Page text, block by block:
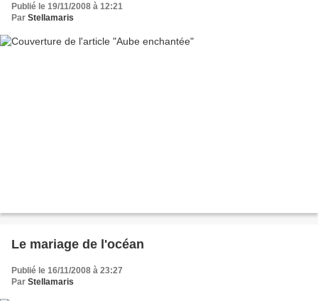
Publié le 19/11/2008 à 12:21
Par Stellamaris
Le mariage de l'océan
Publié le 16/11/2008 à 23:27
Par Stellamaris